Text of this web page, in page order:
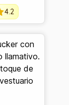
4.2